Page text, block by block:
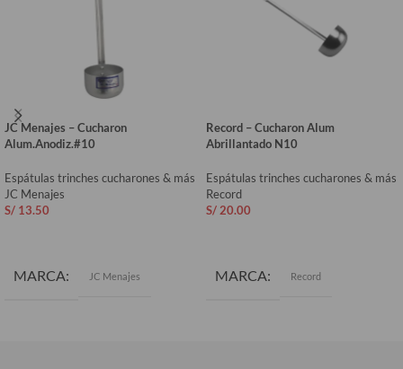
JC Menajes – Cucharon
Alum.Anodiz.#10
Espátulas trinches cucharones & más
JC Menajes
S/ 13.50
MARCA JC Menajes
Record – Cucharon Alum
Abrillantado N10
Espátulas trinches cucharones & más
Record
S/ 20.00
MARCA Record